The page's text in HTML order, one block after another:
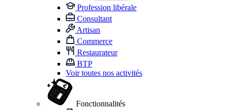
Profession libérale
Consultant
Artisan
Commerce
Restaurateur
BTP
Voir toutes nos activités
Fonctionnalités